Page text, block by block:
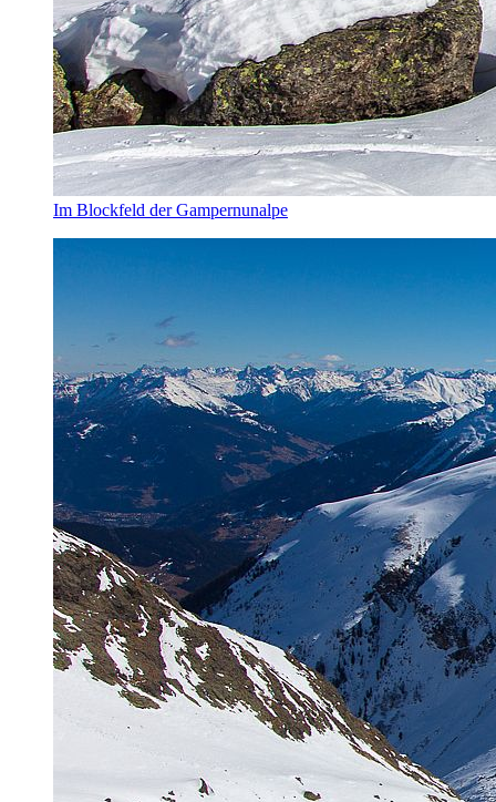
Im Blockfeld der Gampernunalpe